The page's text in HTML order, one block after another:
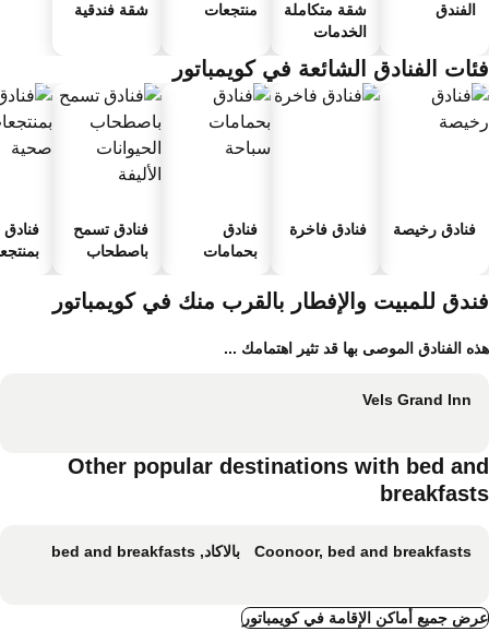
الفندق
شقة متكاملة
الخدمات
منتجعات شقة فندقية
الفنادق الشائعة في كويمباتور
فنادق رخيصة فنادق فاخرة
فنادق
بحمامات
فنادق تسمح
باصطحاب
الأليفة
فنادق
للمبيت والإفطار بالقرب منك في كويمباتور
الفنادق الموصى بها قد تثير اهتمامك ...
Vels Grand Inn
Other popular destinations with bed
Coonoor, bed and breakfasts بالاكاد, bed and breakfasts
جميع أماكن الإقامة في كويمباتور